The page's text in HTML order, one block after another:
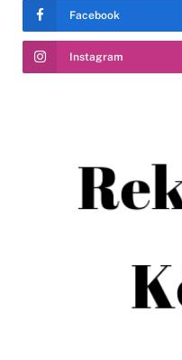
Facebook
Instagram